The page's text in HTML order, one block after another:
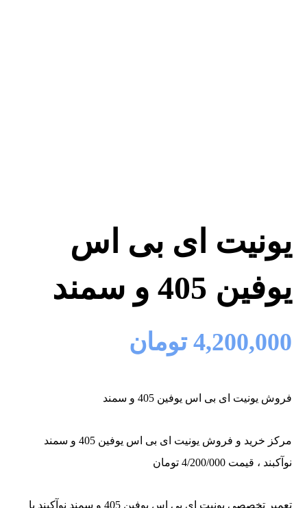
یونیت ای بی اس
یوفین 405 و سمند
4,200,000 تومان
فروش یونیت ای بی اس یوفین 405 و سمند
مرکز خرید و فروش یونیت ای بی اس یوفین 405 و سمند
نوآکبند ، قیمت 4/200/000 تومان
تعمیر تخصصی یونیت ای بی اس یوفین 405 و سمند نوآکبند با